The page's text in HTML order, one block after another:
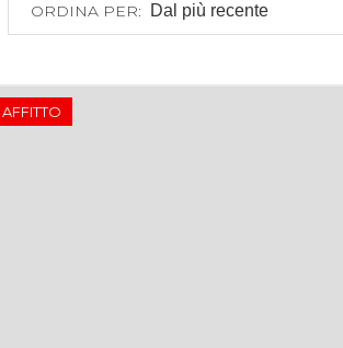
ORDINA PER:
AFFITTO